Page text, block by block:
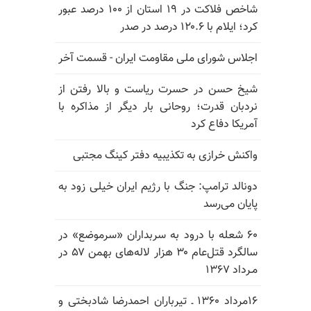
شاخص فلاکت در ۱۹ استان از ۱۰۰ درصد عبور
کرد؛ ایلام با ۱۲۰.۶ درصد در صدر
اجلاس شورای ملی مقاومت ایران - قسمت آخر
شیخ حسن در حسرت ریاست و بالا رفتن از
نردبان قدرت؛ روحانی بار دیگر از مذاکره با
آمریکا دفاع کرد
واکنش خرازی به تکذیبیه دفتر کینگ مجتبی
دونالد ترامپ: جنگ با رژیم ایران خیلی زود به
پایان می‌رسد
۶۰ شعله با درود به سربداران «سرموضع» در
سالگرد قتل‌عام ۳۰ هزار لاله‌های بهمن ۵۷ در
مـرداد ۱۳۶۷
۱۶مرداد ۱۳۶۰ ـ تیرباران احمدرضا شادبختی و